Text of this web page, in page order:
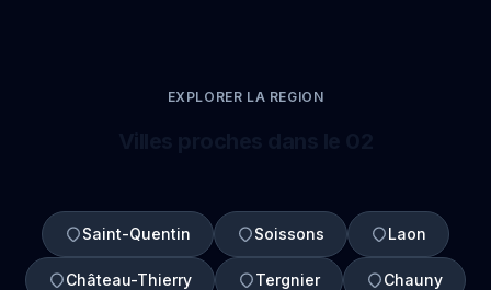
EXPLORER LA REGION
Saint-Quentin Soissons Laon
Château-Thierry Tergnier Chauny